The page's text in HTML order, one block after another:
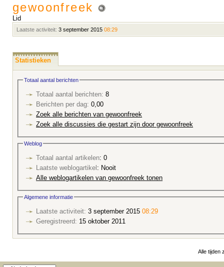
gewoonfreek
Lid
Laatste activiteit: 3 september 2015 08:29
Statistieken
Totaal aantal berichten
Totaal aantal berichten: 8
Berichten per dag: 0,00
Zoek alle berichten van gewoonfreek
Zoek alle discussies die gestart zijn door gewoonfreek
Weblog
Totaal aantal artikelen: 0
Laatste weblogartikel
: Nooit
Alle weblogartikelen van gewoonfreek tonen
Algemene informatie
Laatste activiteit: 3 september 201508:29
Geregistreerd: 15 oktober 2011
Alle tijden